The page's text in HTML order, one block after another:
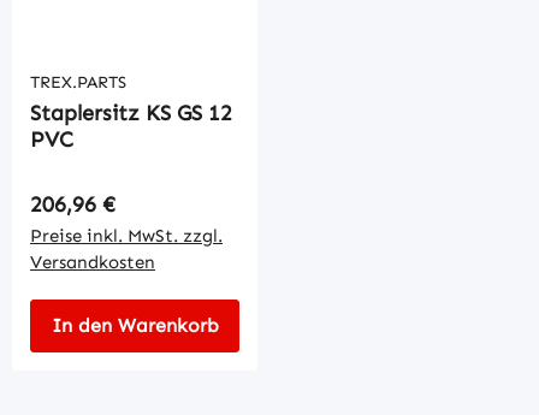
TREX.PARTS
Staplersitz KS GS 12
PVC
Regulärer Preis:
206,96 €
Preise inkl. MwSt. zzgl.
Versandkosten
In den Warenkorb